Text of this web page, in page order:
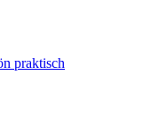
praktisch